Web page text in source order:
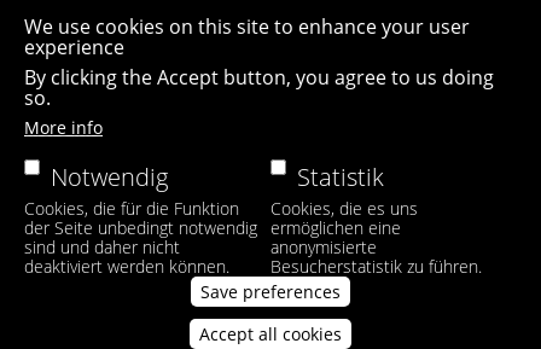
We use cookies on this site to enhance your user
experience
By clicking the Accept button, you agree to us doing
so.
More info
Notwendig
Cookies, die für die Funktion
der Seite unbedingt notwendig
sind und daher nicht
deaktiviert werden können.
Statistik
Cookies, die es uns
ermöglichen eine
anonymisierte
Besucherstatistik zu führen.
Save preferences
Accept all cookies